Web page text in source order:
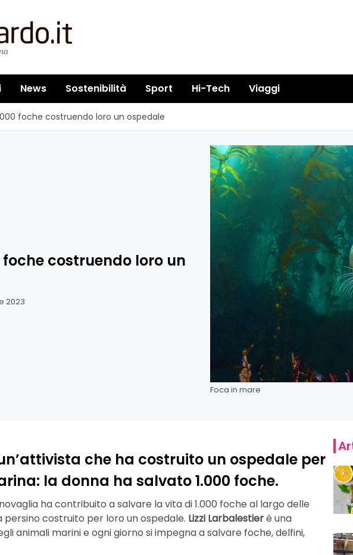
News Sostenibilità Sport Hi-Tech Viaggi
foche costruendo loro un ospedale
costruendo loro un
2023
Foca in mare
che ha costruito un ospedale per
la donna ha salvato 1.000 foche.
ha contribuito a salvare la vita di 1.000 foche al largo delle
costruito per loro un ospedale. Lizzi Larbalestierè una
animali marini e ogni giorno si impegna a salvare foche, delfini,